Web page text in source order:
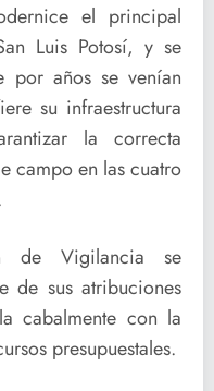
el principal
Luis Potosí, y se
por años se venían
su infraestructura
la correcta
campo en las cuatro
de Vigilancia se
de sus atribuciones
cabalmente con la
presupuestales.